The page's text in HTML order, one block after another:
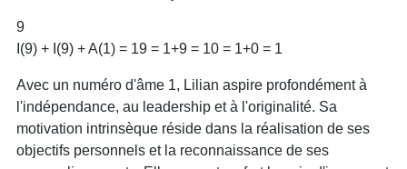
9
I(9) + I(9) + A(1) = 19 = 1+9 = 10 = 1+0 = 1
Avec un numéro d'âme 1, Lilian aspire profondément à
l'indépendance, au leadership et à l'originalité. Sa
motivation intrinsèque réside dans la réalisation de ses
objectifs personnels et la reconnaissance de ses